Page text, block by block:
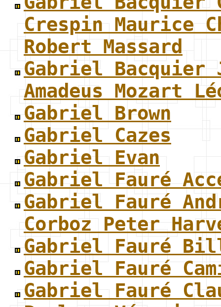
Crespin Maurice
Robert Massard
Gabriel Bacquier
Amadeus Mozart
Gabriel Brown
Gabriel Cazes
Gabriel Evan
Gabriel Fauré
Gabriel Fauré
Corboz Peter
Gabriel Fauré
Gabriel Fauré
Gabriel Fauré